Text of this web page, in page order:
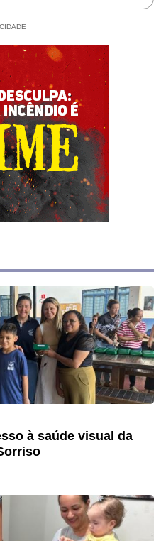
à saúde visual da